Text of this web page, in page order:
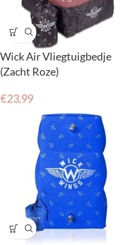
Wick Air Vliegtuigbedje
(Zacht Roze)
€23,99